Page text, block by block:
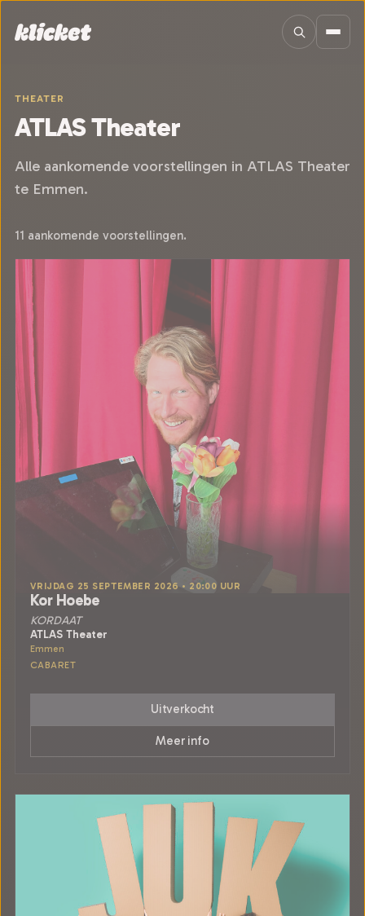
THEATER
ATLAS Theater
Alle aankomende voorstellingen in ATLAS Theater
te Emmen.
11 aankomende voorstellingen.
VRIJDAG 25 SEPTEMBER 2026 • 20:00 UUR
Kor Hoebe
KORDAAT
ATLAS Theater
Emmen
CABARET
Uitverkocht
Meer info